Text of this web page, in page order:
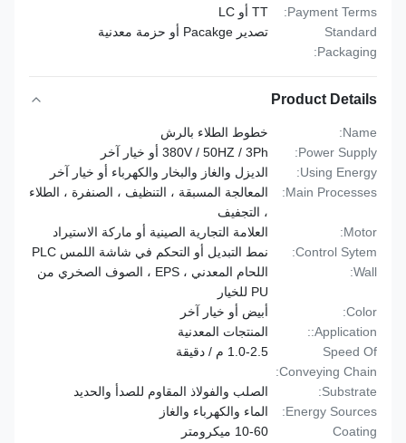
Payment Terms:
TT أو LC
Standard
Packaging:
تصدير Pacakge أو حزمة معدنية
Product Details
Name:
خطوط الطلاء بالرش
Power Supply:
380V / 50HZ / 3Ph أو خيار آخر
Using Energy:
الديزل والغاز والبخار والكهرباء أو خيار آخر
Main Processes:
المعالجة المسبقة ، التنظيف ، الصنفرة ، الطلاء
، التجفيف
Motor:
العلامة التجارية الصينية أو ماركة الاستيراد
Control Sytem:
نمط التبديل أو التحكم في شاشة اللمس PLC
اللحام المعدني ، EPS ، الصوف الصخري من
Color:
أبيض أو خيار آخر
Application::
المنتجات المعدنية
Speed Of
Conveying Chain:
1.0-2.5 م / دقيقة
Substrate:
الصلب والفولاذ المقاوم للصدأ والحديد
Energy Sources:
الماء والكهرباء والغاز
Coating
10-60 ميكرومتر